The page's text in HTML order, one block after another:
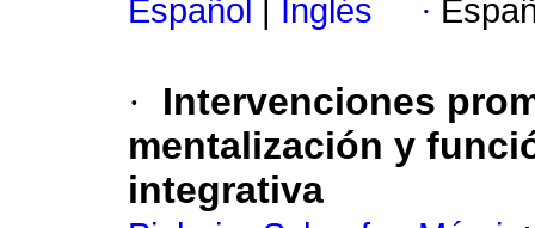
Español
Inglés ·
·
Intervenciones
mentalización y
integrativa